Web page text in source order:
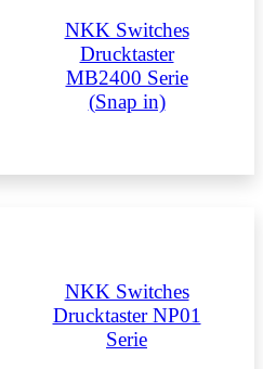
NKK Switches
Drucktaster
MB2400 Serie
(Snap in)
NKK Switches
Drucktaster NP01
Serie